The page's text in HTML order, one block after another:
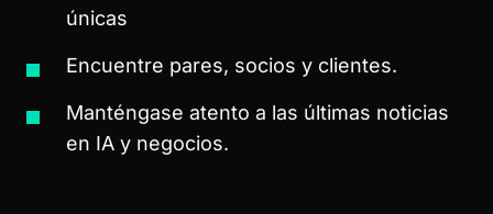
únicas
Encuentre pares, socios y clientes.
Manténgase atento a las últimas noticias
en IA y negocios.